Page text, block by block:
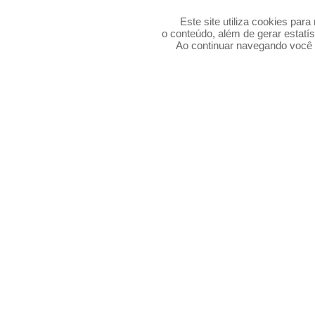
Este site utiliza cookies
o conteúdo, além de gerar
Ao continuar navegando